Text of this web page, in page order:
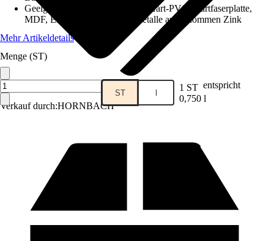
Verkauf durch:HORNBACH
Geeignet für Untergrund
Holz, Hart-PVC, Hartfaserplatte,
MDF, Eisen- und Nichteisenmetalle ausgenommen Zink
Mehr Artikeldetails
Menge (ST)
ST l 1 ST entspricht
0,750 l